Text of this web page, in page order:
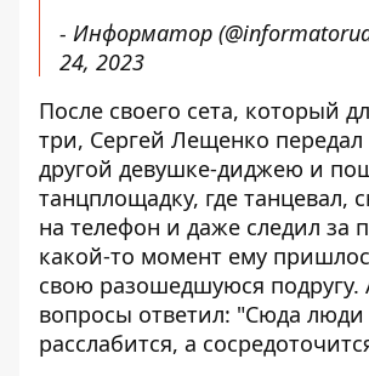
- Информатор
24, 2023
После своего сета, который
три, Сергей Лещенко передал
другой девушке-диджею и
танцплощадку, где танцевал,
на телефон и даже следил за
какой-то момент ему
свою разошедшуюся
вопросы ответил: "Сюда люди
расслабится, а